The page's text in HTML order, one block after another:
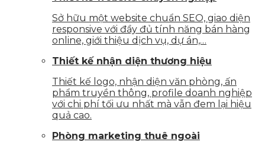
Sở hữu một website chuẩn SEO, giao diện
responsive với đầy đủ tính năng bán hàng
online, giới thiệu dịch vụ, dự án,…
Thiết kế nhận diện thương hiệu
Thiết kế logo, nhận diện văn phòng, ấn
phẩm truyền thông, profile doanh nghiệp
với chi phí tối ưu nhất mà vẫn đem lại hiệu
quả cao.
Phòng marketing thuê ngoài